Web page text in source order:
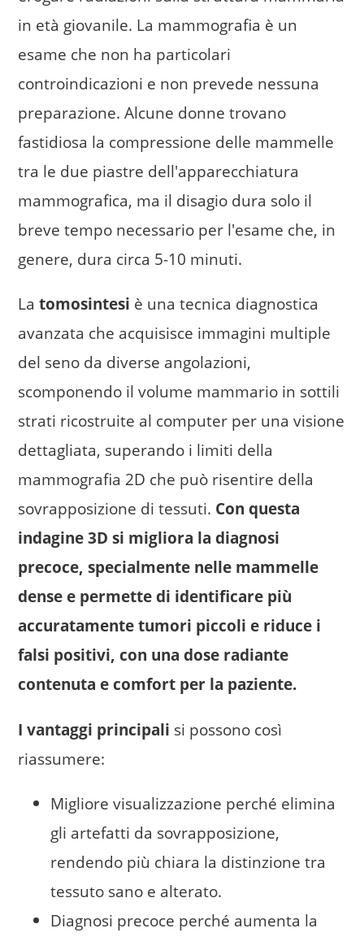
in età giovanile. La mammografia è un
esame che non ha particolari
controindicazioni e non prevede nessuna
preparazione. Alcune donne trovano
fastidiosa la compressione delle mammelle
tra le due piastre dell'apparecchiatura
mammografica, ma il disagio dura solo il
breve tempo necessario per l'esame che, in
genere, dura circa 5-10 minuti.
Latomosintesi è una tecnica diagnostica
avanzata che acquisisce immagini multiple
del seno da diverse angolazioni,
scomponendo il volume mammario in sottili
strati ricostruite al computer per una visione
dettagliata, superando i limiti della
mammografia 2D che può risentire della
sovrapposizione di tessuti. Con questa
indagine 3D si migliora la diagnosi
precoce, specialmente nelle mammelle
dense e permette di identificare più
accuratamente tumori piccoli e riduce i
falsi positivi, con una dose radiante
contenuta e comfort per la paziente.
I vantaggi principali si possono così
riassumere:
Migliore visualizzazione perché elimina
gli artefatti da sovrapposizione,
rendendo più chiara la distinzione tra
tessuto sano e alterato.
Diagnosi precoce perché aumenta la